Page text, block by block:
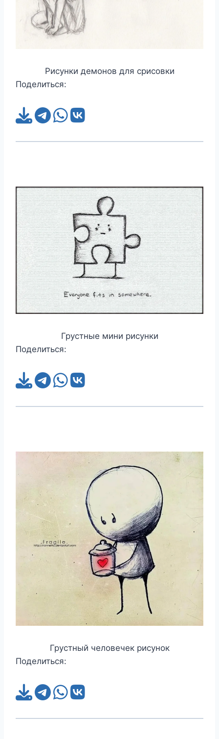
Рисунки демонов для срисовки
Поделиться:
Грустные мини рисунки
Поделиться:
Грустный человечек рисунок
Поделиться: